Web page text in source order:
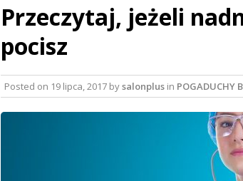
Przeczytaj, jeżeli
pocisz
Posted on 19 lipca, 2017 bysalonplus in POGADUCHY